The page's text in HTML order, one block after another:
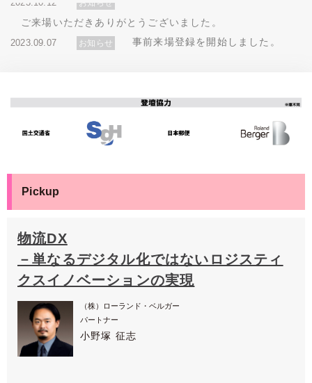
2023.09.07 お知らせ 事前来場登録を開始しました。
本イベントは会期を終了しました。ご参加いただきありが
とうございました。
10月20日（金）よりオンデマンド配信を開始いたします
（一部許諾の取れたセッションのみ）
ご来場いただきありがとうございました。
Pickup
物流DX
－単なるデジタル化ではないロジスティ
クスイノベーションの実現
（株）ローランド・ベルガー
パートナー
小野塚 征志